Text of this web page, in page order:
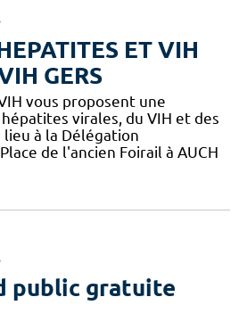
ET VIH
GERS
vous proposent une
virales, du VIH et des
lieu à la Délégation
de l'ancien Foirail à AUCH
public gratuite